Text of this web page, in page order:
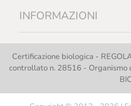
INFORMAZIONI
Certificazione biologica -
controllato n. 28516 - Organismo